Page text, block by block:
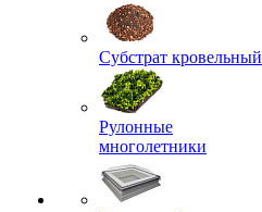
Субстрат кровельный
Рулонные
многолетники